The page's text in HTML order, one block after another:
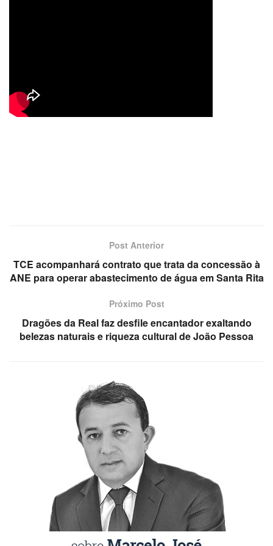
Post Anterior
TCE acompanhará contrato que trata da concessão à
ANE para operar abastecimento de água em Santa Rita
Próximo Post
Dragões da Real faz desfile encantador exaltando
belezas naturais e riqueza cultural de João Pessoa